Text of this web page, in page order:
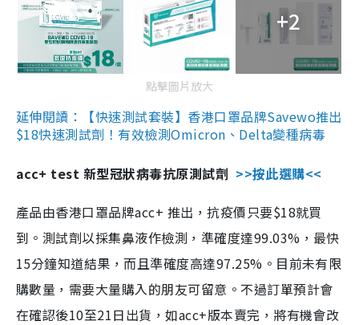
+2
點擊圖片放大
延伸閱讀：【快速測試套裝】香港口罩品牌Savewo推出
$18快速測試劑！有效檢測Omicron、Delta變種病毒
acc+ test 新型冠狀病毒抗原測試劑 >>按此選購<<
產品由香港口罩品牌acc+ 推出，抗疫價只要$18就買
到。測試劑以採集鼻液作檢測，準確度達99.03%，最快
15分鐘知道結果，而且準確度高達97.25%。目前未有限
購數量，需要大量購入的朋友可留意。不過訂單預計會
在確認後10至21日出貨，如acc+版本賣完，將有機會改